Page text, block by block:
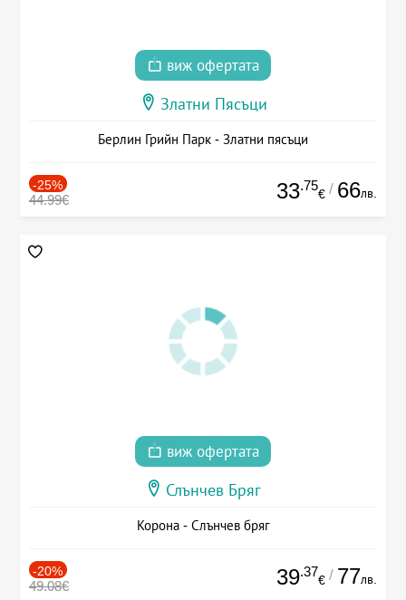
виж офертата
Златни Пясъци
Берлин Грийн Парк - Златни пясъци
-25%
44.99€ 33.75
€ / 66лв.
виж офертата
Слънчев Бряг
Корона - Слънчев бряг
-20%
49.08€ 39.37
€ / 77лв.